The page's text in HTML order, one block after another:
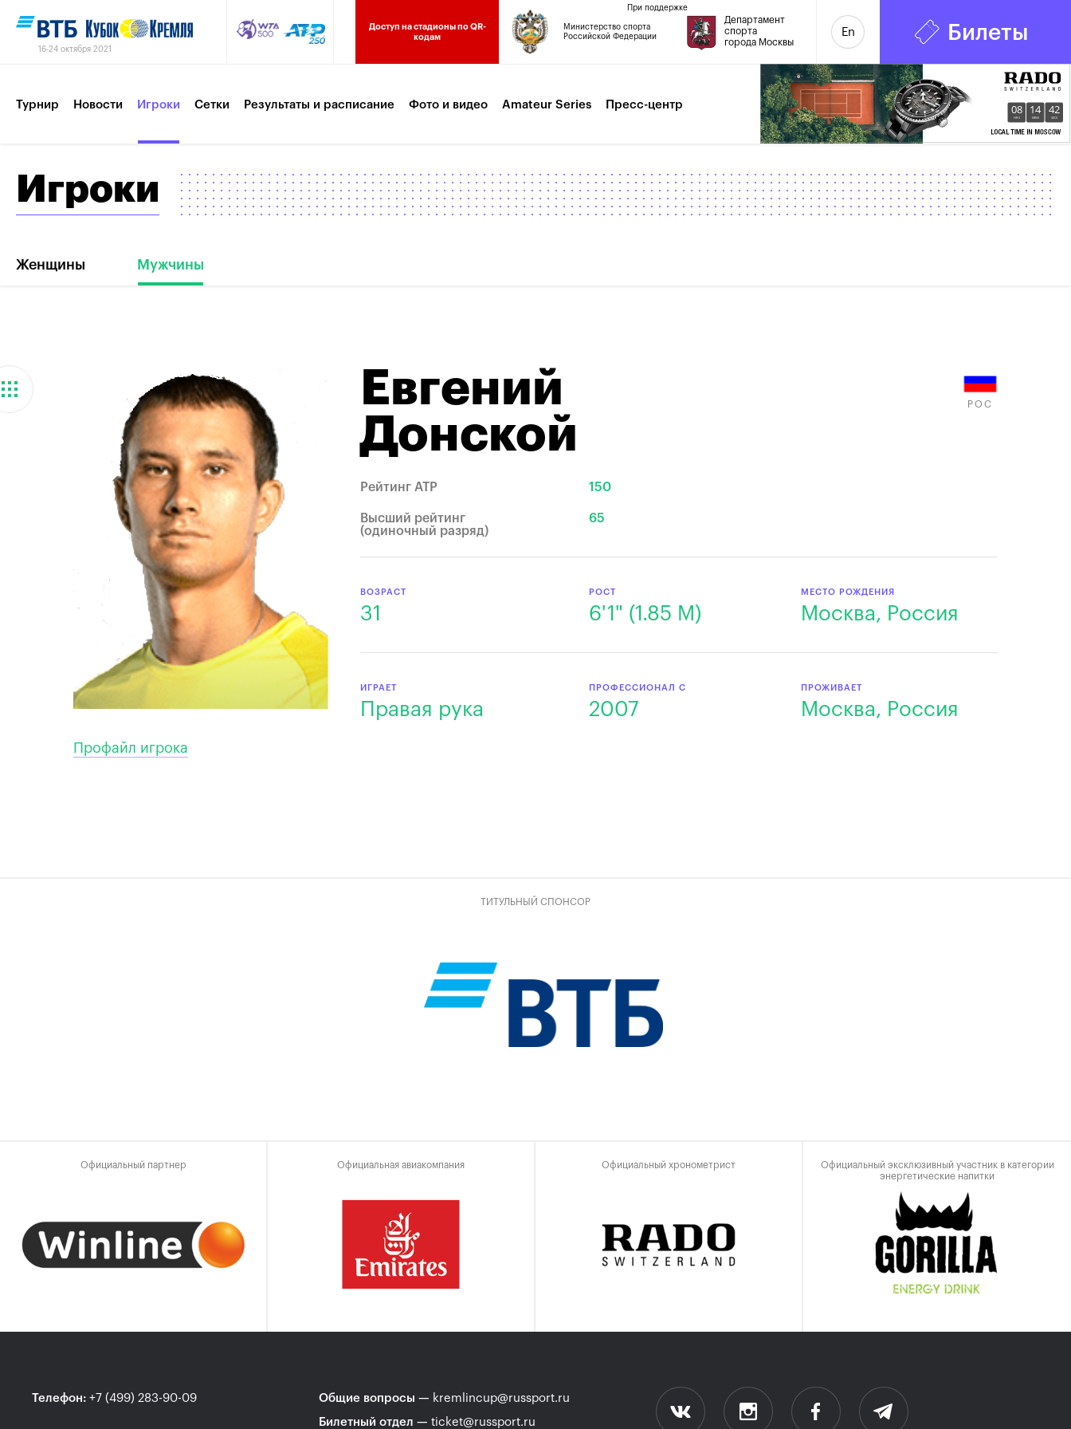
16-24 октября 2021
Доступ на стадионы по QR-
кодам
При поддержке
Министерство спорта
Российской Федерации
Департамент
спорта
города Москвы
En Билеты
Турнир Новости Игроки Сетки Результаты и расписание Фото и видео Amateur Series Пресс-центр
Партнеры Контакты Турнир 2019
08
HRS
14
MINS
42
SECS
Игроки
Женщины Мужчины
Профайл игрока
Евгений
Донской
РОС
Рейтинг ATP 150
Высший рейтинг
(одиночный разряд)
65
ВОЗРАСТ
31
РОСТ
6'1" (1.85 М)
МЕСТО РОЖДЕНИЯ
Москва, Россия
ИГРАЕТ
Правая рука
ПРОФЕССИОНАЛ С
2007
ПРОЖИВАЕТ
Москва, Россия
ТИТУЛЬНЫЙ СПОНСОР
Официальный партнер Официальная авиакомпания Официальный хронометрист
Официальный эксклюзивный участник в категории
энергетические напитки
Телефон: +7 (499) 283-90-09 Общие вопросы — kremlincup@russport.ru
Билетный отдел — ticket@russport.ru